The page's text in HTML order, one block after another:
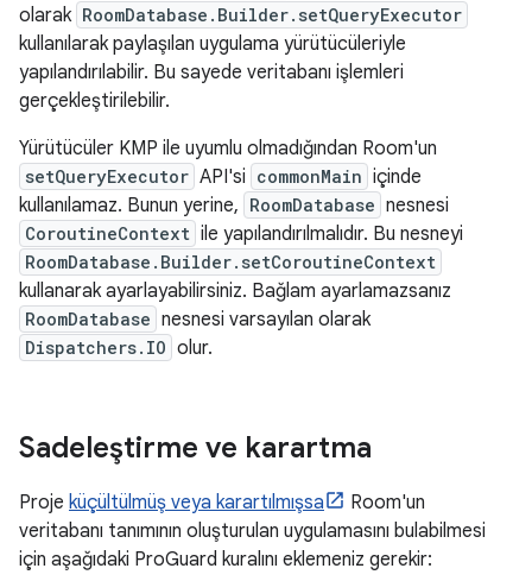
olarak RoomDatabase.Builder.setQueryExecutor
kullanılarak paylaşılan uygulama yürütücüleriyle
yapılandırılabilir. Bu sayede veritabanı işlemleri
gerçekleştirilebilir.
Yürütücüler KMP ile uyumlu olmadığından Room'un
setQueryExecutor API'si commonMain içinde
kullanılamaz. Bunun yerine, RoomDatabase nesnesi
CoroutineContext ile yapılandırılmalıdır. Bu nesneyi
RoomDatabase.Builder.setCoroutineContext
kullanarak ayarlayabilirsiniz. Bağlam ayarlamazsanız
RoomDatabase nesnesi varsayılan olarak
Dispatchers.IO olur.
Sadeleştirme ve karartma
Proje küçültülmüş veya karartılmışsa
Room'un
veritabanı tanımının oluşturulan uygulamasını bulabilmesi
için aşağıdaki ProGuard kuralını eklemeniz gerekir: